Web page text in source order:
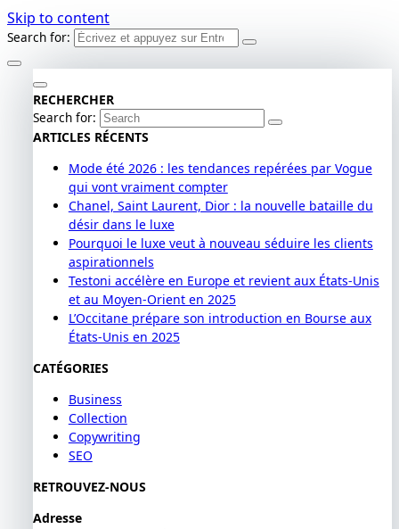
Skip to content
Search for:
RECHERCHER
Search for:
ARTICLES RÉCENTS
Mode été 2026 : les tendances repérées par Vogue
qui vont vraiment compter
Chanel, Saint Laurent, Dior : la nouvelle bataille du
désir dans le luxe
Pourquoi le luxe veut à nouveau séduire les clients
aspirationnels
Testoni accélère en Europe et revient aux États-Unis
et au Moyen-Orient en 2025
L’Occitane prépare son introduction en Bourse aux
États-Unis en 2025
CATÉGORIES
Business
Collection
Copywriting
SEO
RETROUVEZ-NOUS
Adresse